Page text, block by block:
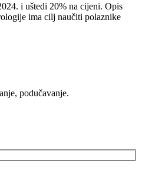
i uštedi 20% na cijeni. Opis
ima cilj naučiti polaznike
podučavanje.